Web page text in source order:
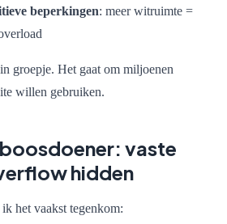
beperkingen: meer witruimte =
groepje. Het gaat om miljoenen
willen gebruiken.
vaste
hidden
het vaakst tegenkom: